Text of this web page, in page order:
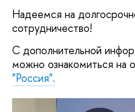
Надеемся на
сотрудничество!
С дополнительной
можно ознакомиться на
"Россия".